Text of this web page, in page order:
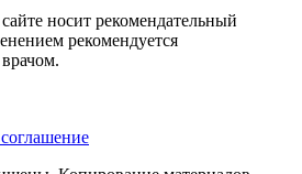
носит рекомендательный
рекомендуется